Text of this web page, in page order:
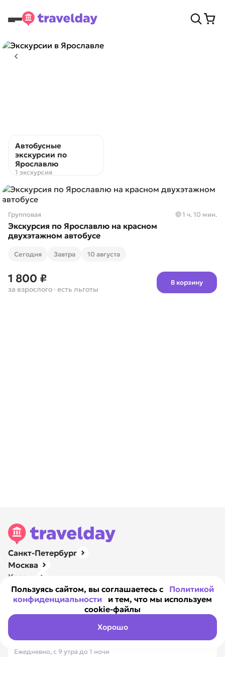
Автобусные
экскурсии по
Ярославлю
1 экскурсия
Групповая 1 ч. 10 мин.
Экскурсия по Ярославлю на красном
двухэтажном автобусе
Cегодня Завтра 10 августа
1 800 ₽
за взрослого · есть льготы
В корзину
Пользуясь сайтом, вы соглашаетесь с Политикой
конфиденциальности и тем, что мы используем
cookie-файлы
Хорошо
Санкт-Петербург
Москва
Казань
Нижний Новгород
Ярославль
Навигация
О компании
Контакты
Ежедневно, с 9 утра до 1 ночи